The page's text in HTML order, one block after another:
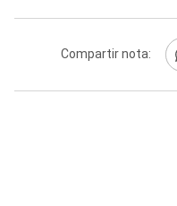
Compartir nota: